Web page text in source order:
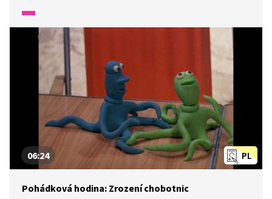
doma vy?
PL
06:24
Pohádková hodina: Zrození chobotnic